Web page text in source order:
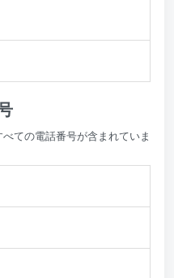
ての電話番号が含まれていま